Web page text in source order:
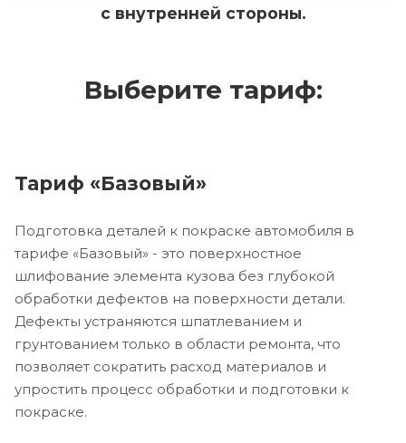
с внутренней стороны.
Выберите тариф:
Тариф «Базовый»
Подготовка деталей к покраске автомобиля в
тарифе «Базовый» - это поверхностное
шлифование элемента кузова без глубокой
обработки дефектов на поверхности детали.
Дефекты устраняются шпатлеванием и
грунтованием только в области ремонта, что
позволяет сократить расход материалов и
упростить процесс обработки и подготовки к
покраске.